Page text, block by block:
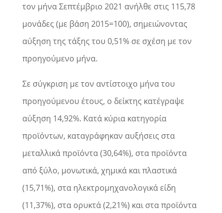
τον μήνα Σεπτέμβριο 2021 ανήλθε στις 115,78
μονάδες (με βάση 2015=100), σημειώνοντας
αύξηση της τάξης του 0,51% σε σχέση με τον
προηγούμενο μήνα.
Σε σύγκριση με τον αντίστοιχο μήνα του
προηγούμενου έτους, ο δείκτης κατέγραψε
αύξηση 14,92%. Κατά κύρια κατηγορία
προϊόντων, καταγράφηκαν αυξήσεις στα
μεταλλικά προϊόντα (30,64%), στα προϊόντα
από ξύλο, μονωτικά, χημικά και πλαστικά
(15,71%), στα ηλεκτρομηχανολογικά είδη
(11,37%), στα ορυκτά (2,21%) και στα προϊόντα